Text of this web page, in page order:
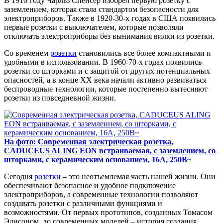
заземлением, которая стала стандартом безопасности для
электроприборов. Также в 1920-30-х годах в США появились
первые розетки с выключателем, которые позволяли
отключать электроприборы без вынимания вилки из розетки.
Со временем розетки становились все более компактными и
удобными в использовании. В 1960-70-х годах появились
розетки со шторками и с защитой от других потенциальных
опасностей, а в конце XX века начали активно развиваться
беспроводные технологии, которые постепенно вытесняют
розетки из повседневной жизни.
На фото: Современная электрическая розетка,
CADUCEUS ALING EON встраиваемая, с заземлением, со
шторками, с керамическим основанием, 16А, 250В~
Сегодня розетки – это неотъемлемая часть нашей жизни. Они
обеспечивают безопасное и удобное подключение
электроприборов, а современные технологии позволяют
создавать розетки с различными функциями и
возможностями. От первых прототипов, созданных Томасом